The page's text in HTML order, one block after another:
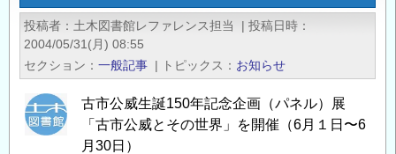
の
制
定
は
無
意
投稿者 土木図書館レファレンス担当 | 投稿日時
2004/05/31(月) 08:55
セクション
一般記事 | トピックス お知らせ
古市公威生誕150年記念企画（パネル）展
「古市公威とその世界」を開催（6月１日〜6
月30日）